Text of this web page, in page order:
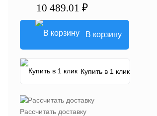
10 489.01 ₽
В корзину
Купить в 1 клик
Рассчитать доставку